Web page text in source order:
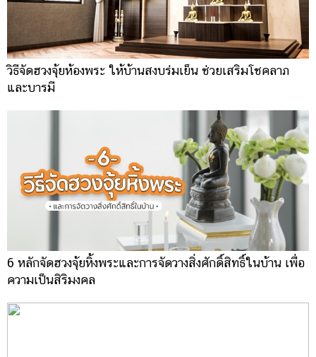
วิธีจัดฮวงจุ้ยห้องพระ ให้บ้านสงบร่มเย็น ช่วยเสริมโชคลาภ
และบารมี
6 หลักจัดฮวงจุ้ยหิ้งพระและการจัดวางสิ่งศักดิ์สิทธิ์ในบ้าน เพื่อ
ความเป็นสิริมงคล